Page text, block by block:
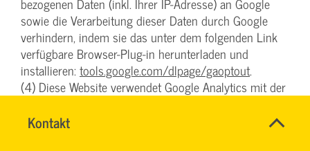
Kontakt
TEAM
Name*
sowie die Verarbeitung dieser Daten durch Google
verhindern, indem sie das unter dem folgenden Link
verfügbare Browser-Plug-in herunterladen und
installieren: tools.google.com/dlpage/gaoptout.
(4) Diese Website verwendet Google Analytics mit der
Adressen gekürzt weiterverarbeitet, eine